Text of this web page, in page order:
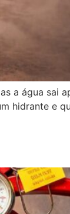
a água sai
hidrante e